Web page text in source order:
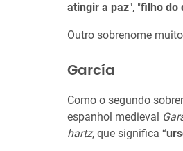
atingir a paz", "filho do
Outro sobrenome
García
Como o segundo
espanhol medieval
hartz, que significa “